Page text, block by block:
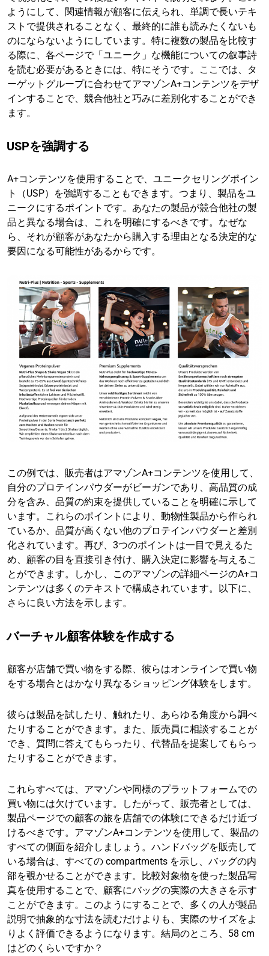
ようにして、関連情報が顧客に伝えられ、単調で長いテキ
ストで提供されることなく、最終的に誰も読みたくないも
のにならないようにしています。特に複数の製品を比較す
る際に、各ページで「ユニーク」な機能についての叙事詩
を読む必要があるときには、特にそうです。ここでは、タ
ーゲットグループに合わせてアマゾンA+コンテンツをデザ
インすることで、競合他社と巧みに差別化することができ
ます。
USPを強調する
A+コンテンツを使用することで、ユニークセリングポイン
ト（USP）を強調することもできます。つまり、製品をユ
ニークにするポイントです。あなたの製品が競合他社の製
品と異なる場合は、これを明確にするべきです。なぜな
ら、それが顧客があなたから購入する理由となる決定的な
要因になる可能性があるからです。
この例では、販売者はアマゾンA+コンテンツを使用して、
自分のプロテインパウダーがビーガンであり、高品質の成
分を含み、品質の約束を提供していることを明確に示して
います。これらのポイントにより、動物性製品から作られ
ているか、品質が高くない他のプロテインパウダーと差別
化されています。再び、3つのポイントは一目で見えるた
め、顧客の目を直接引き付け、購入決定に影響を与えるこ
とができます。しかし、このアマゾンの詳細ページのA+コ
ンテンツは多くのテキストで構成されています。以下に、
さらに良い方法を示します。
バーチャル顧客体験を作成する
顧客が店舗で買い物をする際、彼らはオンラインで買い物
をする場合とはかなり異なるショッピング体験をします。
彼らは製品を試したり、触れたり、あらゆる角度から調べ
たりすることができます。また、販売員に相談することが
でき、質問に答えてもらったり、代替品を提案してもらっ
たりすることができます。
これらすべては、アマゾンや同様のプラットフォームでの
買い物には欠けています。したがって、販売者としては、
製品ページでの顧客の旅を店舗での体験にできるだけ近づ
けるべきです。アマゾンA+コンテンツを使用して、製品の
すべての側面を紹介しましょう。ハンドバッグを販売して
いる場合は、すべての compartments を示し、バッグの内
部を覗かせることができます。比較対象物を使った製品写
真を使用することで、顧客にバッグの実際の大きさを示す
ことができます。このようにすることで、多くの人が製品
説明で抽象的な寸法を読むだけよりも、実際のサイズをよ
りよく評価できるようになります。結局のところ、58 cm
はどのくらいですか？